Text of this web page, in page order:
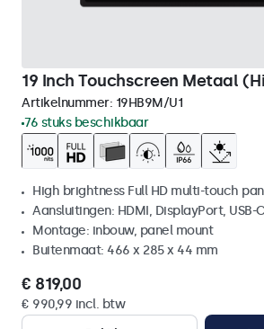
19 Inch Touchscreen Metaal
Artikelnummer: 19HB9M/U1
76 stuks beschikbaar
High brightness Full HD multi-touch
Aansluitingen: HDMI, DisplayPort, USB-
Montage: inbouw, panel mount
Buitenmaat: 466 x 285 x 44 mm
€ 819,00
€ 990,99 incl. btw